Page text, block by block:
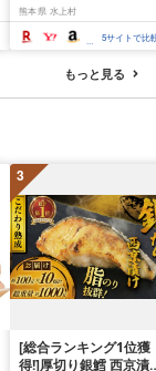
BBQ おつまみ ギフト
祝い お中元 夏ギフト
熊本県 水上村
5サイトで比
もっと見る
3
[総合ランキング1位獲
得!]厚切り銀鱈 西京漬